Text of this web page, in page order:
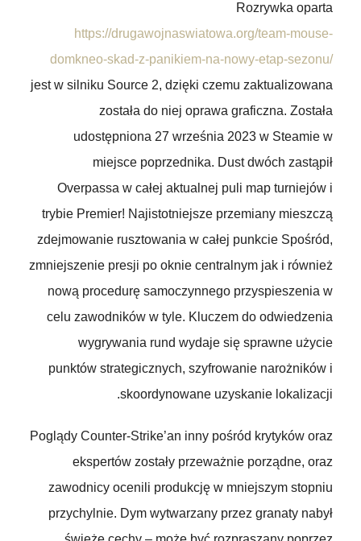
Rozrywka oparta
https://drugawojnaswiatowa.org/team-mouse-
domkneo-skad-z-panikiem-na-nowy-etap-sezonu/
jest w silniku Source 2, dzięki czemu zaktualizowana
została do niej oprawa graficzna. Została
udostępniona 27 września 2023 w Steamie w
miejsce poprzednika. Dust dwóch zastąpił
Overpassa w całej aktualnej puli map turniejów i
trybie Premier! Najistotniejsze przemiany mieszczą
zdejmowanie rusztowania w całej punkcie Spośród,
zmniejszenie presji po oknie centralnym jak i również
nową procedurę samoczynnego przyspieszenia w
celu zawodników w tyle. Kluczem do odwiedzenia
wygrywania rund wydaje się sprawne użycie
punktów strategicznych, szyfrowanie narożników i
skoordynowane uzyskanie lokalizacji.
Poglądy Counter-Strike’an inny pośród krytyków oraz
ekspertów zostały przeważnie porządne, oraz
zawodnicy ocenili produkcję w mniejszym stopniu
przychylnie. Dym wytwarzany przez granaty nabył